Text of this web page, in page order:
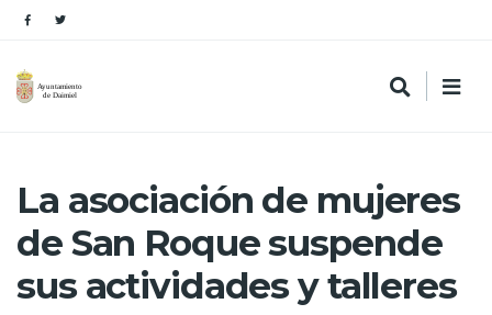
La asociación de mujeres
de San Roque suspende
sus actividades y talleres